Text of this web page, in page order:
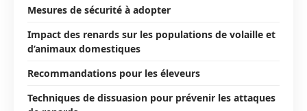
Mesures de sécurité à adopter
Impact des renards sur les populations de volaille et
d’animaux domestiques
Recommandations pour les éleveurs
Techniques de dissuasion pour prévenir les attaques